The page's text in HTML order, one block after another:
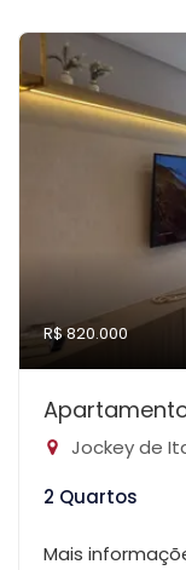
R$ 820.000
Jockey de
2 Quartos
Mais